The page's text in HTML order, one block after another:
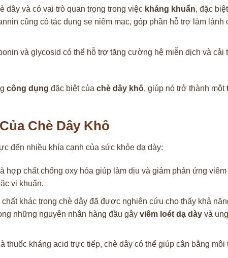
dây và có vai trò quan trọng trong việc kháng khuẩn, đặc
cũng có tác dụng se niêm mạc, góp phần hỗ trợ làm lành
và glycosid có thể hỗ trợ tăng cường hệ miễn dịch và cải
công dụng đặc biệt của chè dây khô, giúp nó trở thành một
Chè Dây Khô
đến nhiều khía cạnh của sức khỏe dạ dày:
hợp chất chống oxy hóa giúp làm dịu và giảm phản ứng viêm
vi khuẩn.
chất khác trong chè dây đã được nghiên cứu cho thấy khả
những nguyên nhân hàng đầu gây viêm loét dạ dàyvà
thuốc kháng acid trực tiếp, chè dây có thể giúp cân bằng